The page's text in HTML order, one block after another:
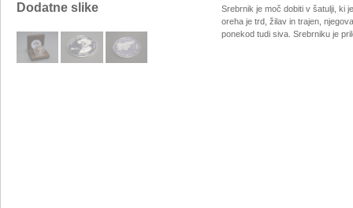
Srebrnik je moč dobiti v šatulji, ki
oreha je trd, žilav in trajen,
ponekod tudi siva. Srebrniku je
Dodatne slike